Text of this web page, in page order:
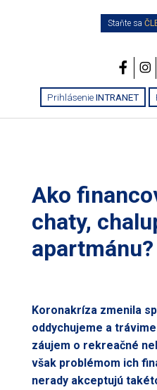
Staňte sa
PrihlásenieINTRANET
Ako
chaty,
apartmánu?
Koronakríza zmenila
oddychujeme a
záujem o rekreačné
však problémom ich
nerady akceptujú